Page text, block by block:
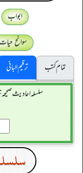
ابواب
سوانح
تمام کتب
ترقیم البانی
سلسله احاديث صحيحه